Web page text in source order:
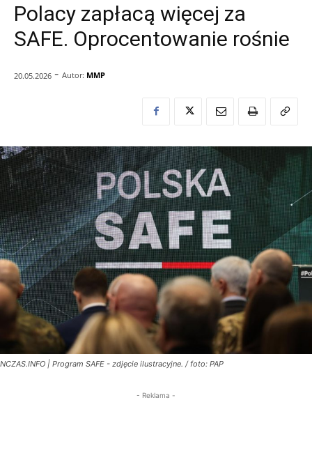
Polacy zapłacą więcej za
SAFE. Oprocentowanie rośnie
20.05.2026 - Autor: MMP
NCZAS.INFO | Program SAFE - zdjęcie ilustracyjne. / foto: PAP
- Reklama -